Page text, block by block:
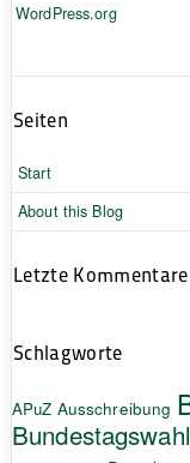
WordPress.org
Seiten
Start
About this Blog
Letzte Kommentare
Schlagworte
APuZ Ausschreibung
Bundestagswahl